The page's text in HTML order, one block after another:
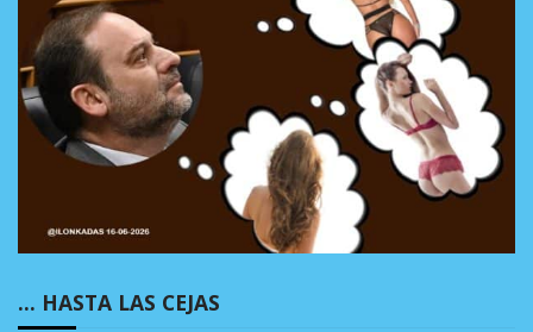
… HASTA LAS CEJAS